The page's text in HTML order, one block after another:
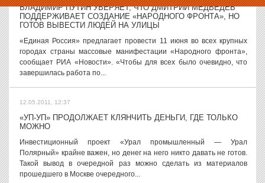
ВЛАДИМИР ПУТИН УВЕРЯЕТ, ЧТО ДМИТРИЙ МЕДВЕДЕВ
ПОДДЕРЖИВАЕТ СОЗДАНИЕ «НАРОДНОГО ФРОНТА», НО
ГОТОВ ВЫВЕСТИ ЛЮДЕЙ НА УЛИЦЫ
«Единая Россия» предлагает провести 11 июня во всех крупных
городах страны массовые манифестации «Народного фронта»,
сообщает РИА «Новости». «Чтобы для всех было очевидно, что
завершилась работа по...
12.05.2011, 12:37
«УП-УП» ПРОДОЛЖАЕТ КЛЯНЧИТЬ ДЕНЬГИ, ГДЕ ТОЛЬКО
МОЖНО
Инвестиционный проект «Урал промышленный — Урал
Полярный» крайне важен, но денег на него никто давать не готов.
Такой вывод в очередной раз можно сделать из материалов
прошедшего в Москве очередного...